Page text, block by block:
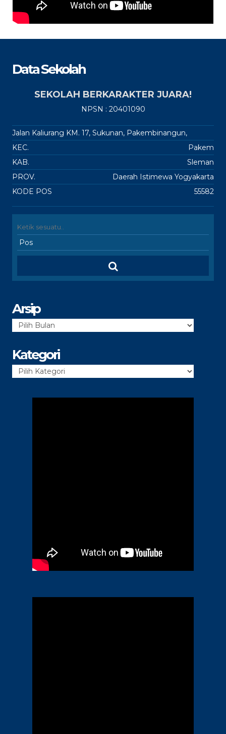
Data Sekolah
SEKOLAH BERKARAKTER JUARA!
NPSN : 20401090
Jalan Kaliurang KM. 17, Sukunan, Pakembinangun,
KEC.
Pakem
KAB.
Sleman
PROV.
Daerah Istimewa Yogyakarta
KODE POS
55582
Arsip
Arsip
Kategori
Kategori